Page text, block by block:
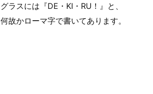
グラスには『DE・KI・RU！』と、
何故かローマ字で書いてあります。